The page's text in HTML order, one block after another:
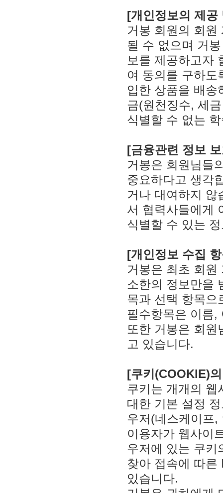
[개인정보의 제공
거봉 회원의 회원
될 수 없으며 거
보를 제공하고자
여 동의를 구하도
입한 상품을 배송
금(원천징수, 세
식별할 수 없는
[금융관련 정보
거봉은 회원님들
중요하다고 생각
거나 대여하지 않
서 협력사들에게
식별할 수 있는
[개인정보 수집
거봉은 최초 회원
소한의 정보만을
목과 선택 항목으
필수항목은 이름,
또한 거봉은 회
고 있습니다.
[쿠키(COOKIE)
쿠키는 개개의 웹
대한 기본 설정
우저(네스케이프
이용자가 웹사이
우저에 있는 쿠키
찾아 접속에 따른
있습니다.